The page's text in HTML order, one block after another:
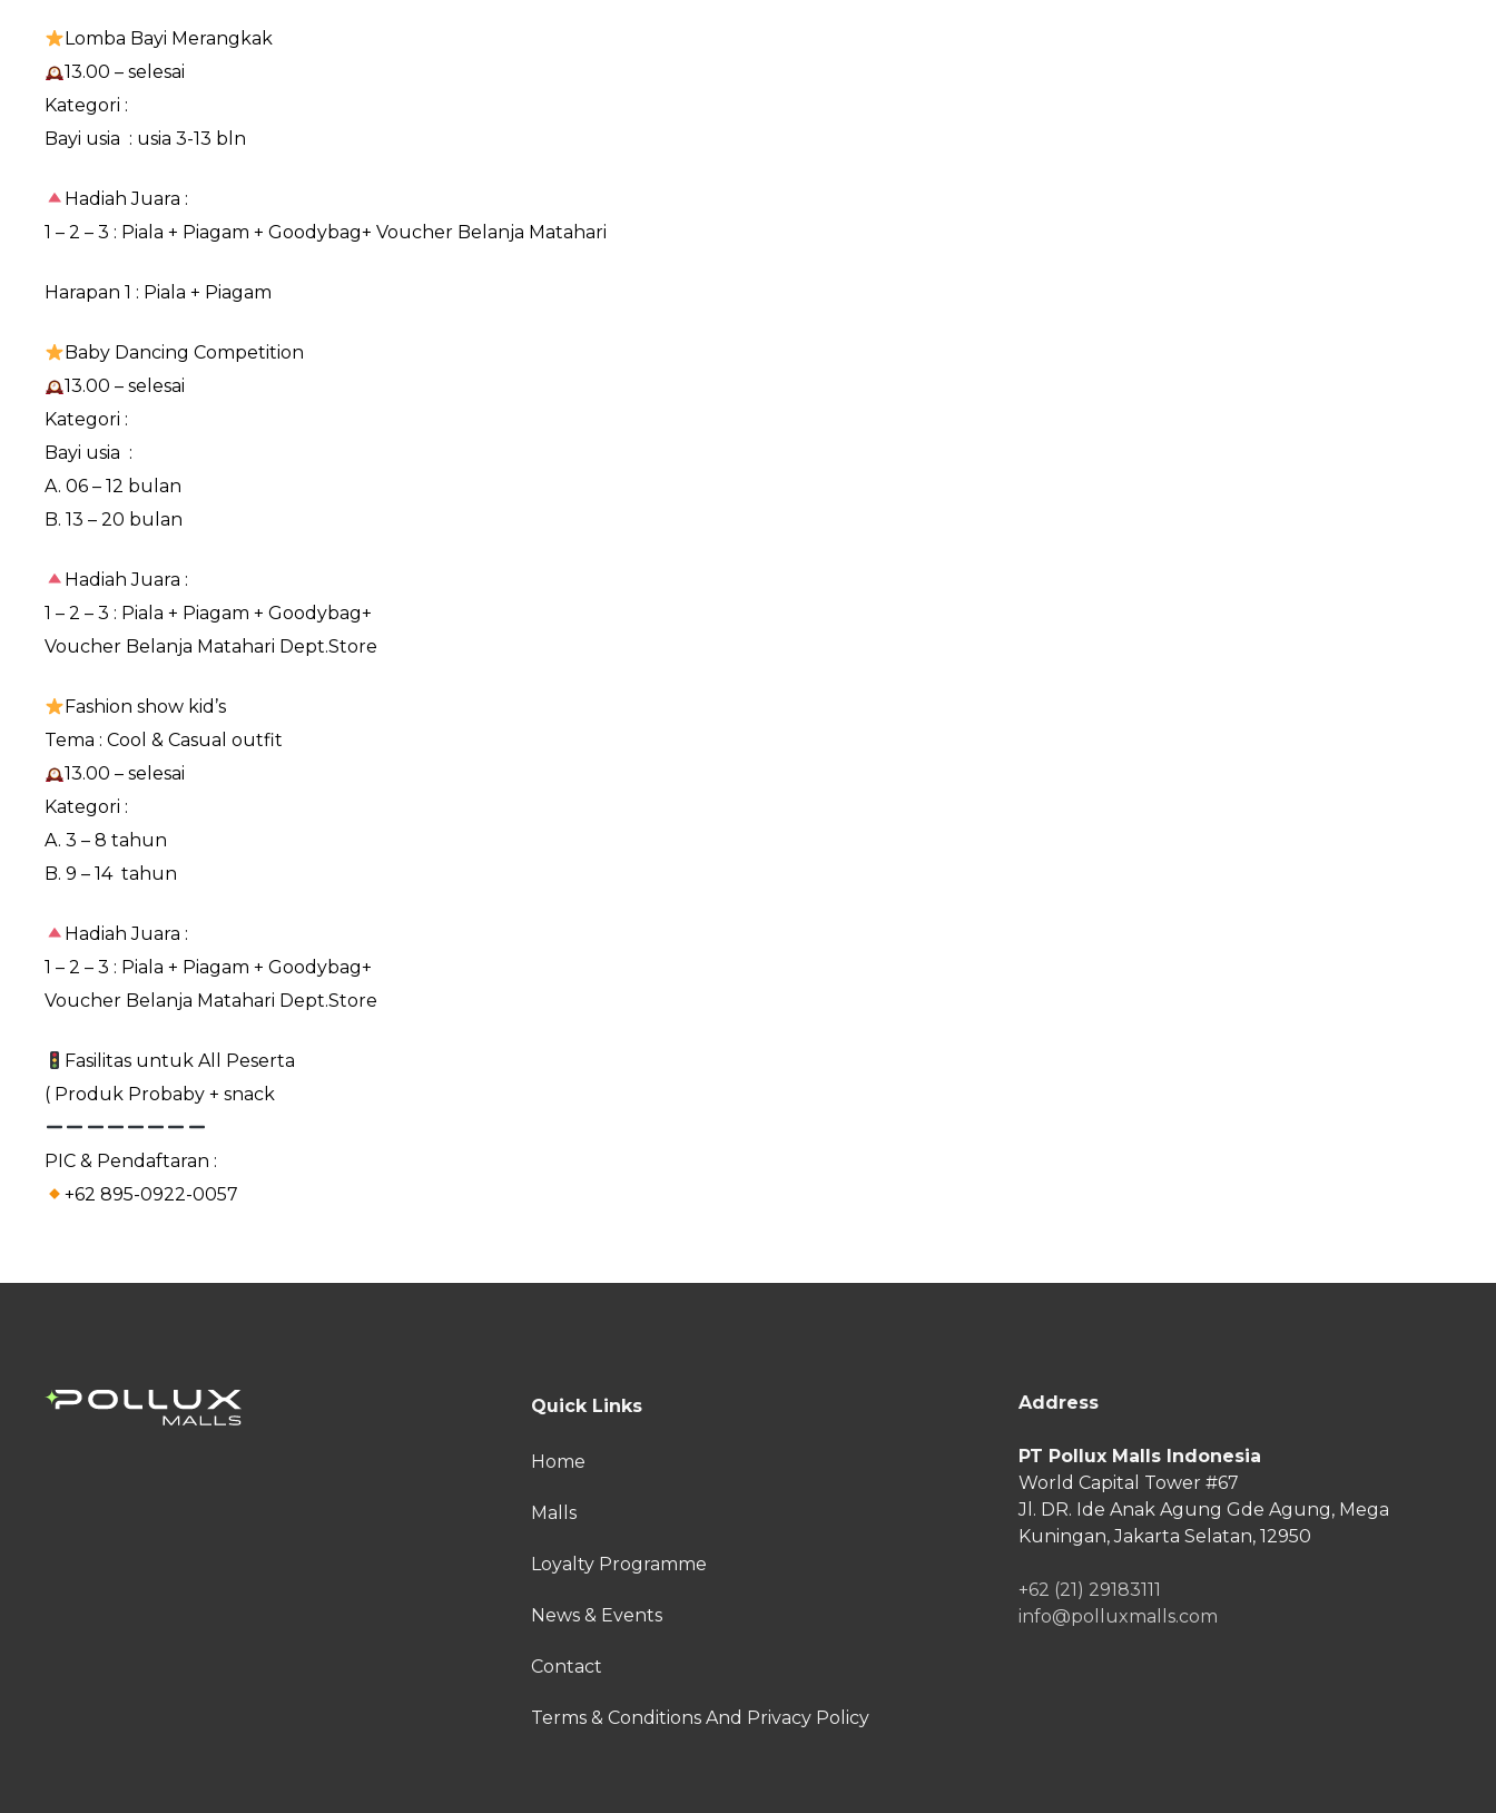
Lomba Bayi Merangkak
13.00 – selesai
Kategori :
Bayi usia : usia 3-13 bln
Hadiah Juara :
1 – 2 – 3 : Piala + Piagam + Goodybag+ Voucher Belanja Matahari
Harapan 1 : Piala + Piagam
Baby Dancing Competition
13.00 – selesai
Kategori :
Bayi usia :
A. 06 – 12 bulan
B. 13 – 20 bulan
Hadiah Juara :
1 – 2 – 3 : Piala + Piagam + Goodybag+
Voucher Belanja Matahari Dept.Store
Fashion show kid’s
Tema : Cool & Casual outfit
13.00 – selesai
Kategori :
A. 3 – 8 tahun
B. 9 – 14 tahun
Hadiah Juara :
1 – 2 – 3 : Piala + Piagam + Goodybag+
Voucher Belanja Matahari Dept.Store
Fasilitas untuk All Peserta
( Produk Probaby + snack
PIC & Pendaftaran :
+62 895-0922-0057
Quick Links
Home
Malls
Loyalty Programme
News & Events
Contact
Terms & Conditions And Privacy Policy
Address
PT Pollux Malls Indonesia
World Capital Tower #67
Jl. DR. Ide Anak Agung Gde Agung, Mega
Kuningan, Jakarta Selatan, 12950
+62 (21) 29183111
info@polluxmalls.com